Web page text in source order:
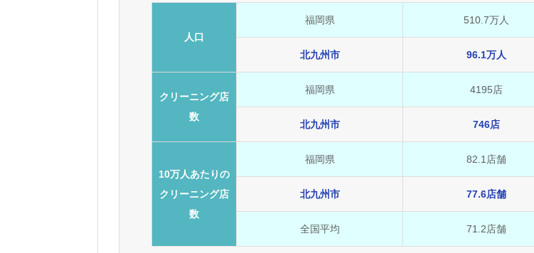
人口
福岡県 510.7万人
北九州市 96.1万人
クリーニング店
数
福岡県 4195店
北九州市 746店
10万人あたりの
クリーニング店
数
福岡県 82.1店舗
北九州市 77.6店舗
全国平均 71.2店舗